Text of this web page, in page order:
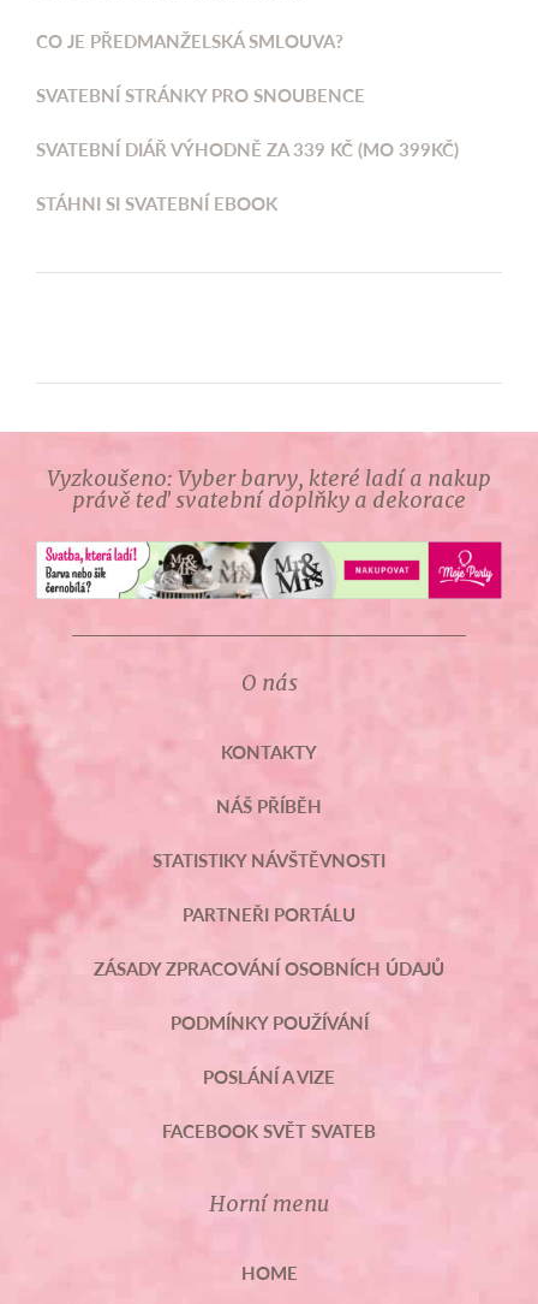
CO JE PŘEDMANŽELSKÁ SMLOUVA?
SVATEBNÍ STRÁNKY PRO SNOUBENCE
SVATEBNÍ DIÁŘ VÝHODNĚ ZA 339 KČ (MO 399KČ)
STÁHNI SI SVATEBNÍ EBOOK
Vyzkoušeno: Vyber barvy, které ladí a nakup
právě teď svatební doplňky a dekorace
O nás
KONTAKTY
NÁŠ PŘÍBĚH
STATISTIKY NÁVŠTĚVNOSTI
PARTNEŘI PORTÁLU
ZÁSADY ZPRACOVÁNÍ OSOBNÍCH ÚDAJŮ
PODMÍNKY POUŽÍVÁNÍ
POSLÁNÍ A VIZE
FACEBOOK SVĚT SVATEB
Horní menu
HOME